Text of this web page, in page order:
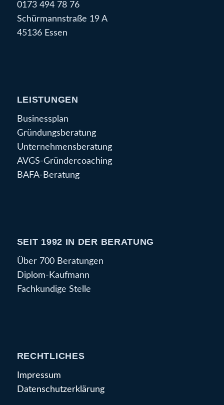
0173 494 78 76
Schürmannstraße 19 A
45136 Essen
LEISTUNGEN
Businessplan
Gründungsberatung
Unternehmensberatung
AVGS-Gründercoaching
BAFA-Beratung
SEIT 1992 IN DER BERATUNG
Über 700 Beratungen
Diplom-Kaufmann
Fachkundige Stelle
RECHTLICHES
Impressum
Datenschutzerklärung